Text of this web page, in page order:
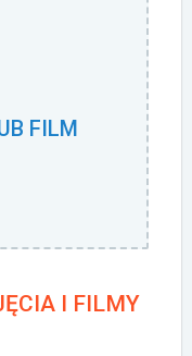
FILM
I FILMY